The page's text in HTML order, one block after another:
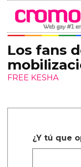
Los fans
FREE KESHA
¿Y tú que